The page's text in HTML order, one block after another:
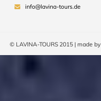
info@lavina-tours.de
© LAVINA-TOURS 2015 | made by